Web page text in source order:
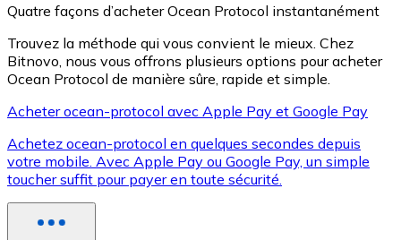
XRP
XRP
Quatre façons d’acheter Ocean Protocol instantanément
Trouvez la méthode qui vous convient le mieux. Chez
Bitnovo, nous vous offrons plusieurs options pour acheter
Ocean Protocol de manière sûre, rapide et simple.
Acheter ocean-protocol avec Apple Pay et Google Pay
Achetez ocean-protocol en quelques secondes depuis
votre mobile. Avec Apple Pay ou Google Pay, un simple
toucher suffit pour payer en toute sécurité.